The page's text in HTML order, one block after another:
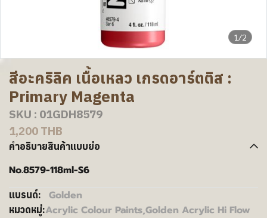
1/2
สีอะคริลิค เนื้อเหลว เกรดอาร์ตติส :
Primary Magenta
SKU : 01GDH8579
1,200 THB
คำอธิบายสินค้าแบบย่อ
No.8579-118ml-S6
แบรนด์: Golden
หมวดหมู่:Acrylic Colour Paints,Golden Acrylic Hi Flow